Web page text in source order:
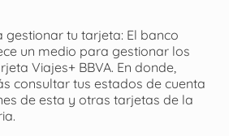
gestionar tu tarjeta: El banco
un medio para gestionar los
Viajes+ BBVA. En donde,
consultar tus estados de cuenta
de esta y otras tarjetas de la